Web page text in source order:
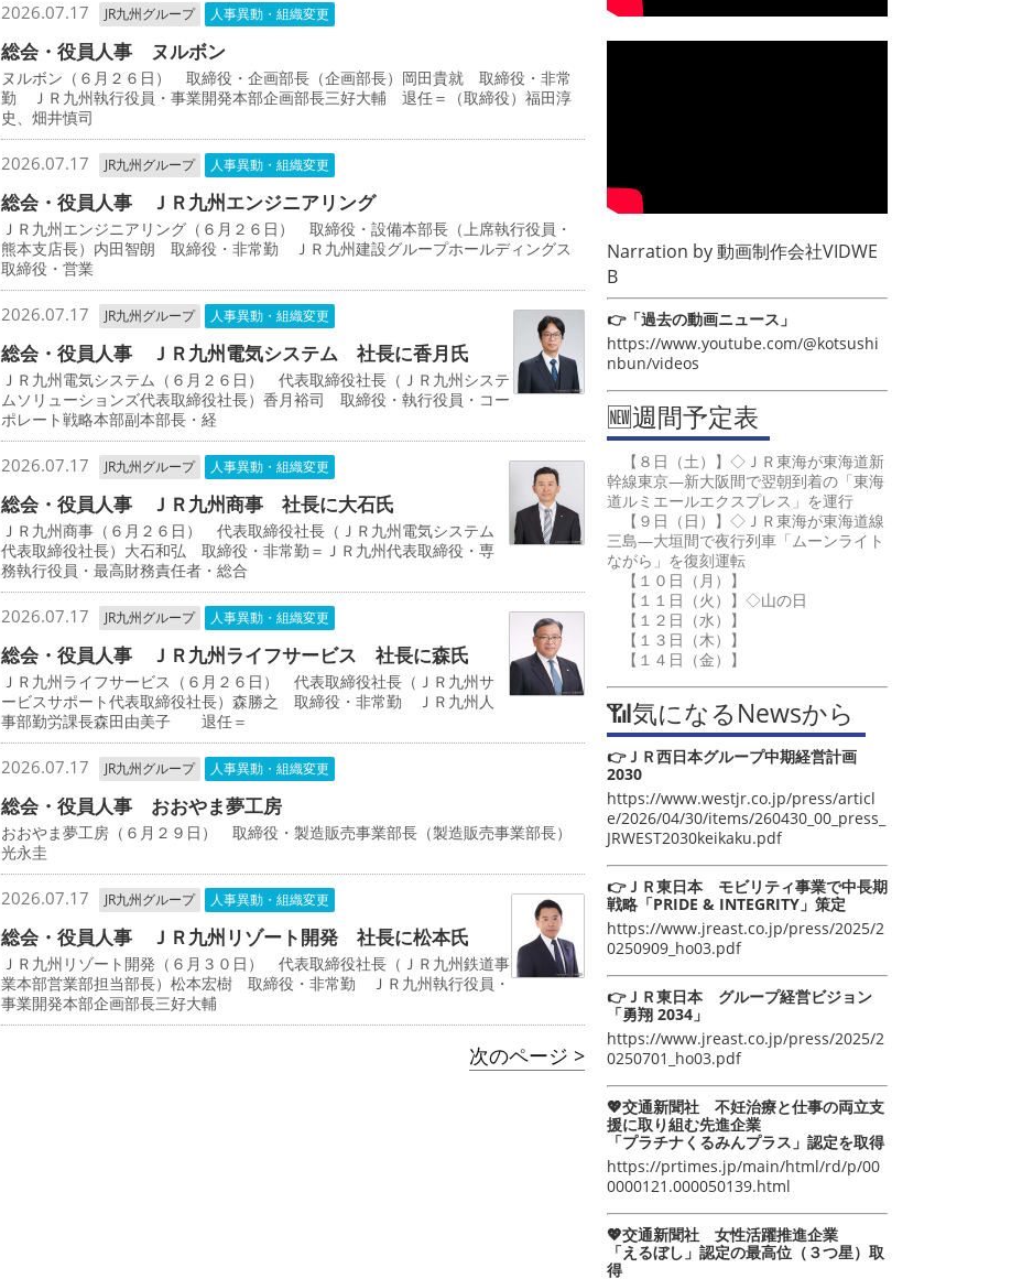
2026.07.17 JR九州グループ 人事異動・組織変更
総会・役員人事 ヌルボン
ヌルボン（６月２６日） 取締役・企画部長（企画部長）岡田貴就 取締役・非常
勤 ＪＲ九州執行役員・事業開発本部企画部長三好大輔 退任＝（取締役）福田淳
史、畑井慎司
2026.07.17 JR九州グループ 人事異動・組織変更
総会・役員人事 ＪＲ九州エンジニアリング
ＪＲ九州エンジニアリング（６月２６日） 取締役・設備本部長（上席執行役員・
熊本支店長）内田智朗 取締役・非常勤 ＪＲ九州建設グループホールディングス
取締役・営業
2026.07.17 JR九州グループ 人事異動・組織変更
総会・役員人事 ＪＲ九州電気システム 社長に香月氏
ＪＲ九州電気システム（６月２６日） 代表取締役社長（ＪＲ九州システ
ムソリューションズ代表取締役社長）香月裕司 取締役・執行役員・コー
ポレート戦略本部副本部長・経
2026.07.17 JR九州グループ 人事異動・組織変更
総会・役員人事 ＪＲ九州商事 社長に大石氏
ＪＲ九州商事（６月２６日） 代表取締役社長（ＪＲ九州電気システム
代表取締役社長）大石和弘 取締役・非常勤＝ＪＲ九州代表取締役・専
務執行役員・最高財務責任者・総合
2026.07.17 JR九州グループ 人事異動・組織変更
総会・役員人事 ＪＲ九州ライフサービス 社長に森氏
ＪＲ九州ライフサービス（６月２６日） 代表取締役社長（ＪＲ九州サ
ービスサポート代表取締役社長）森勝之 取締役・非常勤 ＪＲ九州人
事部勤労課長森田由美子 退任＝
2026.07.17 JR九州グループ 人事異動・組織変更
総会・役員人事 おおやま夢工房
おおやま夢工房（６月２９日） 取締役・製造販売事業部長（製造販売事業部長）
光永圭
2026.07.17 JR九州グループ 人事異動・組織変更
総会・役員人事 ＪＲ九州リゾート開発 社長に松本氏
ＪＲ九州リゾート開発（６月３０日） 代表取締役社長（ＪＲ九州鉄道事
業本部営業部担当部長）松本宏樹 取締役・非常勤 ＪＲ九州執行役員・
事業開発本部企画部長三好大輔
次のページ >
Narration by動画制作会社VIDWE
B
👉「過去の動画ニュース」
https://www.youtube.com/@kotsushi
nbun/videos
🆕週間予定表
【８日（土）】◇ＪＲ東海が東海道新
幹線東京―新大阪間で翌朝到着の「東海
道ルミエールエクスプレス」を運行
【９日（日）】◇ＪＲ東海が東海道線
三島―大垣間で夜行列車「ムーンライト
ながら」を復刻運転
【１０日（月）】
【１１日（火）】◇山の日
【１２日（水）】
【１３日（木）】
【１４日（金）】
📶気になるNewsから
👉ＪＲ西日本グループ中期経営計画
2030
https://www.westjr.co.jp/press/articl
e/2026/04/30/items/260430_00_press_
JRWEST2030keikaku.pdf
👉ＪＲ東日本 モビリティ事業で中長期
戦略「PRIDE & INTEGRITY」策定
https://www.jreast.co.jp/press/2025/2
0250909_ho03.pdf
👉ＪＲ東日本 グループ経営ビジョン
「勇翔 2034」
https://www.jreast.co.jp/press/2025/2
0250701_ho03.pdf
💖交通新聞社 不妊治療と仕事の両立支
援に取り組む先進企業
「プラチナくるみんプラス」認定を取得
https://prtimes.jp/main/html/rd/p/00
0000121.000050139.html
💖交通新聞社 女性活躍推進企業
「えるぼし」認定の最高位（３つ星）取
得